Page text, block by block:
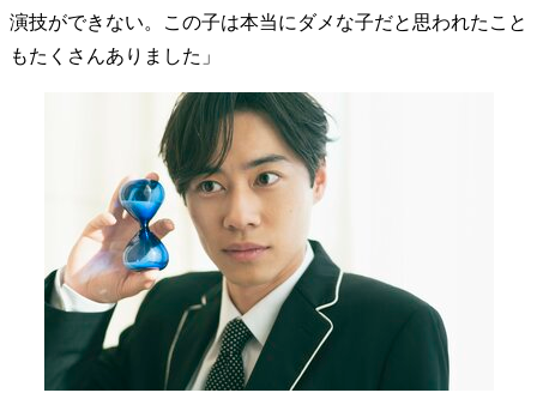
ライフスタイル・生き方
40代からの景色
パートナーとの歩み方
親になるということ
病が教えてくれたこと
移住という選択
一生モノの愛用品
私を彩るエッセンス
60代のネクストステージ
70代のグランドデザイン
社会・カルチャー・マネー
地域とつながる/お金との付き合い方
演技ができない。この子は本当にダメな子だと思われたこと
もたくさんありました」